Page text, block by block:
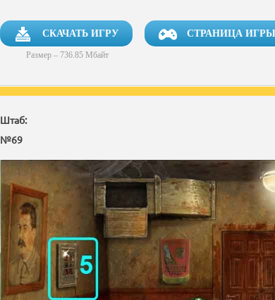
СКАЧАТЬ ИГРУ
Размер – 736.85 Мбайт
CТРАНИЦА ИГРЫ
Штаб:
№69